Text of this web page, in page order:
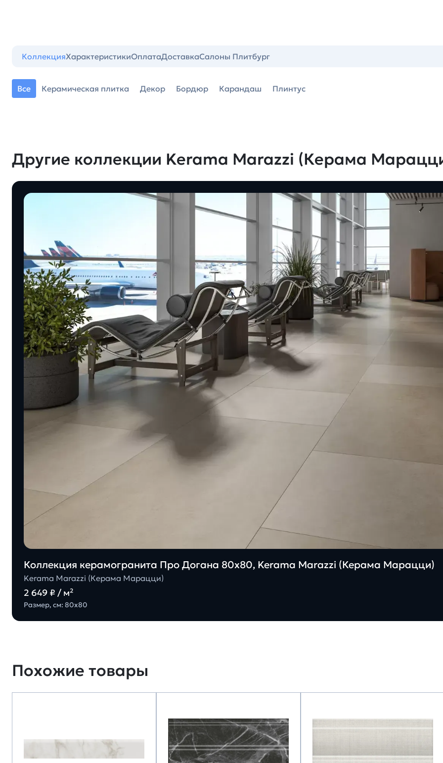
КоллекцияХарактеристикиОплатаДоставкаСалоны Плитбург
Все Керамическая плитка Декор Бордюр Карандаш Плинтус
Другие коллекции Kerama Marazzi (Керама
Коллекция керамогранита Про Догана 80х80, Kerama Marazzi (Керама Марацци)
Kerama Marazzi (Керама Марацци)
2 649 ₽ / м²
Размер, см: 80х80
Похожие товары